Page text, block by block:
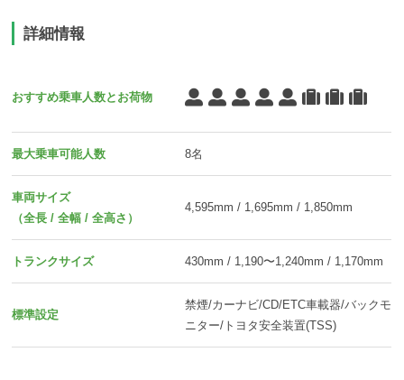
詳細情報
おすすめ乗車人数とお荷物
最大乗車可能人数 8名
車両サイズ
（全長 / 全幅 / 全高さ）
4,595mm / 1,695mm / 1,850mm
トランクサイズ 430mm / 1,190〜1,240mm / 1,170mm
標準設定
禁煙/カーナビ/CD/ETC車載器/バックモ
ニター/トヨタ安全装置(TSS)